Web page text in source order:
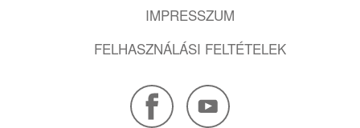
IMPRESSZUM
FELHASZNÁLÁSI FELTÉTELEK